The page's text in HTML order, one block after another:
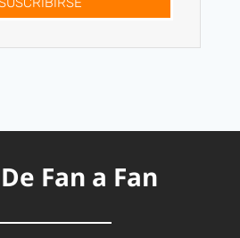
Fan a Fan